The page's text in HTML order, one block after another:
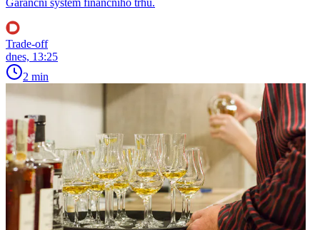
Trade-off
dnes, 13:25
2 min